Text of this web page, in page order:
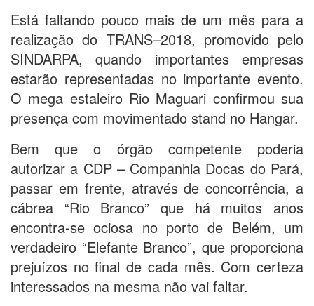
Está faltando pouco mais de um mês para a
realização do TRANS–2018, promovido pelo
SINDARPA, quando importantes empresas
estarão representadas no importante evento.
O mega estaleiro Rio Maguari confirmou sua
presença com movimentado stand no Hangar.
Bem que o órgão competente poderia
autorizar a CDP – Companhia Docas do Pará,
passar em frente, através de concorrência, a
cábrea “Rio Branco” que há muitos anos
encontra-se ociosa no porto de Belém, um
verdadeiro “Elefante Branco”, que proporciona
prejuízos no final de cada mês. Com certeza
interessados na mesma não vai faltar.